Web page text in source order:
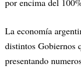
por encima del
La economía
distintos Gobiernos
presentando